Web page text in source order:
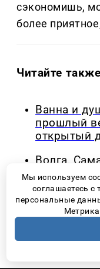
сэкономишь,
более
Читайте
Ванна и
прошлый
открытый
Волга,
Мы используем
соглашаетесь
персональные